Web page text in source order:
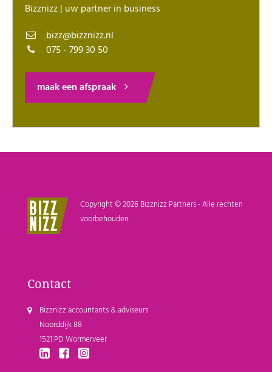
Bizznizz | uw partner in business
bizz@bizznizz.nl
075 - 799 30 50
maak een afspraak
Copyright © 2026 Bizznizz Partners - Alle rechten
voorbehouden
Contact
Bizznizz accountants & adviseurs
Noorddijk 88
1521 PD Wormerveer